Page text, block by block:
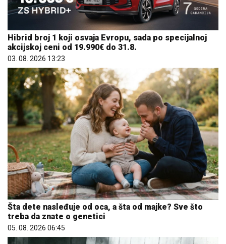
Hibrid broj 1 koji osvaja Evropu, sada po specijalnoj
akcijskoj ceni od 19.990€ do 31.8.
03. 08. 2026 13:23
Šta dete nasleđuje od oca, a šta od majke? Sve što
treba da znate o genetici
05. 08. 2026 06:45